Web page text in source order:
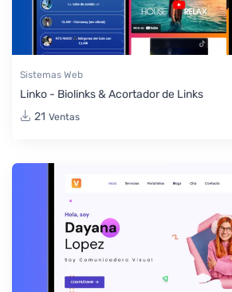
Sistemas Web
Linko - Biolinks & Acortador de Links
21 Ventas